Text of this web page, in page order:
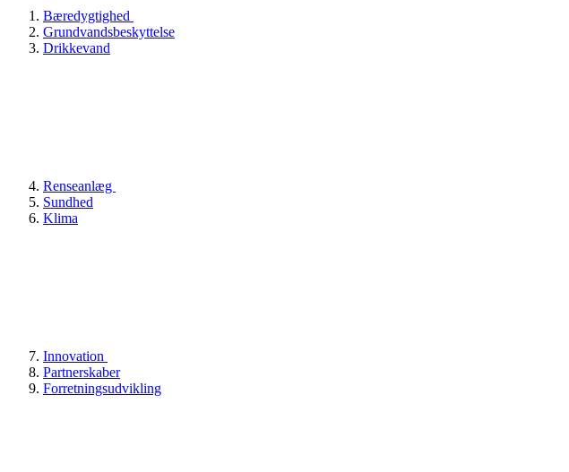
Bæredygtighed
Grundvandsbeskyttelse
Drikkevand
Renseanlæg
Sundhed
Klima
Innovation
Partnerskaber
Forretningsudvikling